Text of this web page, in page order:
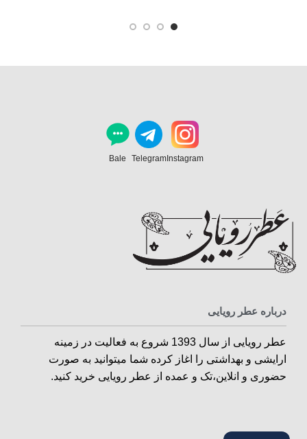
Instagram
Telegram
Bale
درباره عطر رویایی
عطر رویایی از سال 1393 شروع به فعالیت در زمینه
ارایشی و بهداشتی را اغاز کرده شما میتوانید به صورت
حضوری و انلاین،تک و عمده از عطر رویایی خرید کنید.